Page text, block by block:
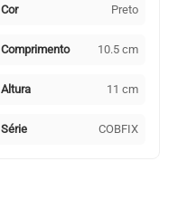
Cor Preto
Comprimento 10.5 cm
Altura 11 cm
Série COBFIX